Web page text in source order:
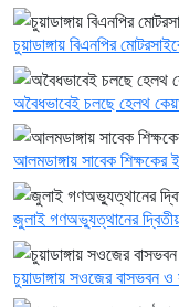
চুয়াডাঙ্গায় বিএনপির
অবৈধভাবেই চলছে হেলথ
আলমডাঙ্গায় সাবেক শিক্ষকের
জুলাই গণঅভ্যুত্থানের দ্বিতীয়
চুয়াডাঙ্গায় সওজের বাসভবন